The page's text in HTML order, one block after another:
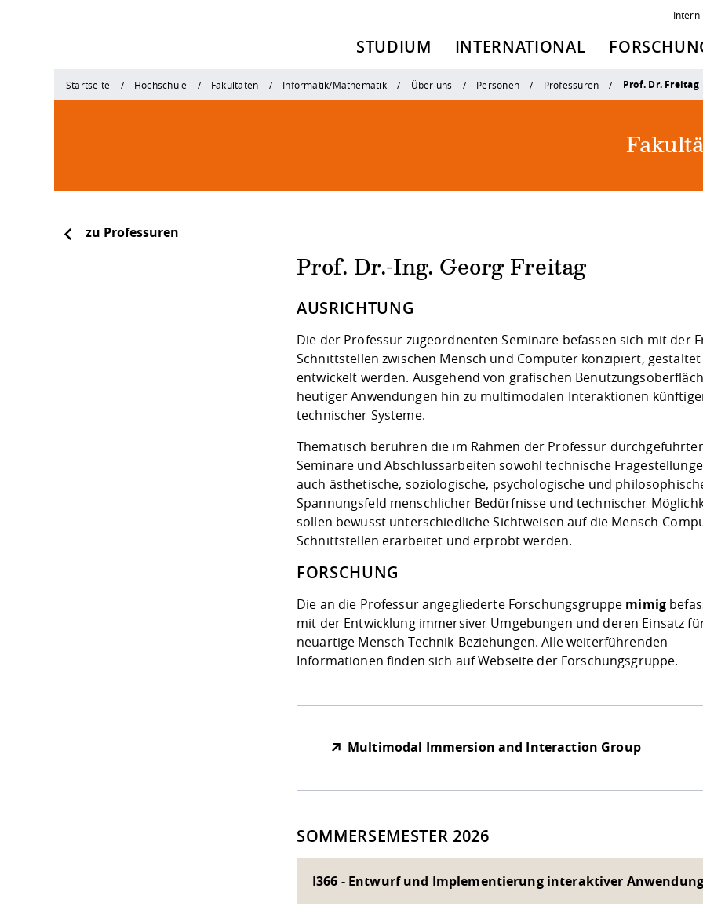
Intern
STUDIUM INTERNATIONAL
Startseite Hochschule Fakultäten Informatik/Mathematik Über uns Personen Professuren Prof. Dr. Freitag
zu Professuren
Prof. Dr.-Ing. Georg Freitag
AUSRICHTUNG
Die der Professur zugeordnenten Seminare befassen sich mit der
Schnittstellen zwischen Mensch und Computer konzipiert,
entwickelt werden. Ausgehend von grafischen
heutiger Anwendungen hin zu multimodalen Interaktionen
technischer Systeme.
Thematisch berühren die im Rahmen der Professur
Seminare und Abschlussarbeiten sowohl technische
auch ästhetische, soziologische, psychologische und
Spannungsfeld menschlicher Bedürfnisse und technischer
sollen bewusst unterschiedliche Sichtweisen auf die Mensch-
Schnittstellen erarbeitet und erprobt werden.
FORSCHUNG
Die an die Professur angegliederte Forschungsgruppe mimig
mit der Entwicklung immersiver Umgebungen und deren Einsatz
neuartige Mensch-Technik-Beziehungen. Alle weiterführenden
Informationen finden sich auf Webseite der Forschungsgruppe.
Multimodal Immersion and Interaction Group
SOMMERSEMESTER 2026
I366 - Entwurf und Implementierung interaktiver